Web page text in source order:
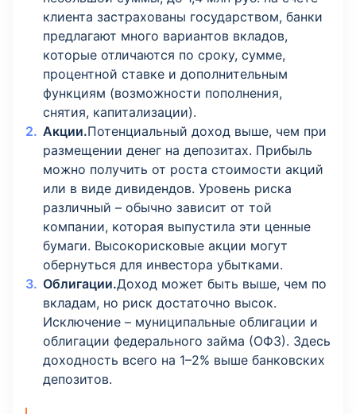
клиента застрахованы государством, банки
предлагают много вариантов вкладов,
которые отличаются по сроку, сумме,
процентной ставке и дополнительным
функциям (возможности пополнения,
снятия, капитализации).
Акции.Потенциальный доход выше, чем при
размещении денег на депозитах. Прибыль
можно получить от роста стоимости акций
или в виде дивидендов. Уровень риска
различный – обычно зависит от той
компании, которая выпустила эти ценные
бумаги. Высокорисковые акции могут
обернуться для инвестора убытками.
Облигации.Доход может быть выше, чем по
вкладам, но риск достаточно высок.
Исключение – муниципальные облигации и
облигации федерального займа (ОФЗ). Здесь
доходность всего на 1–2% выше банковских
депозитов.